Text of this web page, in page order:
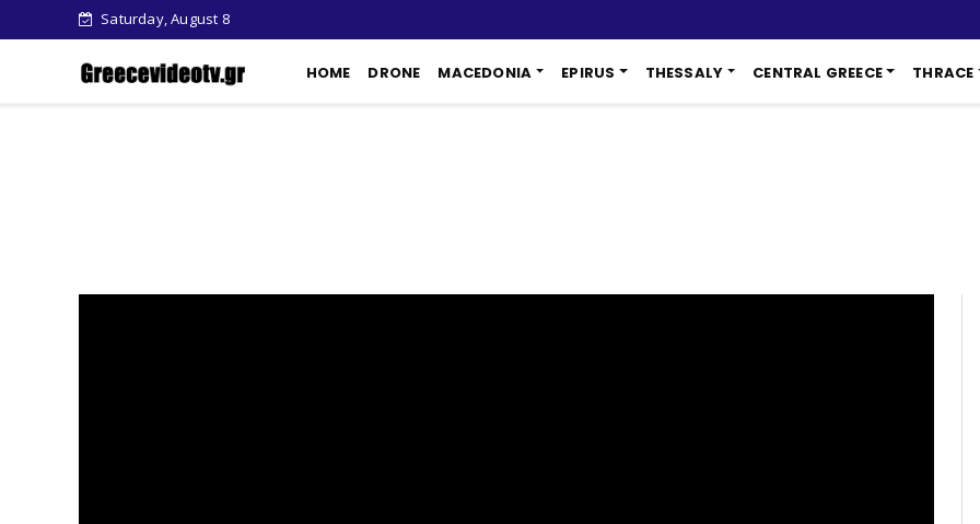
Saturday, August 8
HOME DRONE MACEDONIA EPIRUS THESSALY CENTRAL GREECE THRACE